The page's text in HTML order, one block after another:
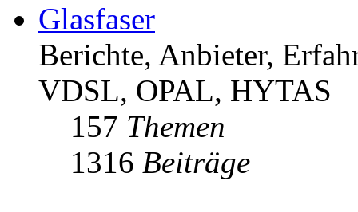
Glasfaser
Berichte, Anbieter,
VDSL, OPAL, HYTAS
157 Themen
1316 Beiträge